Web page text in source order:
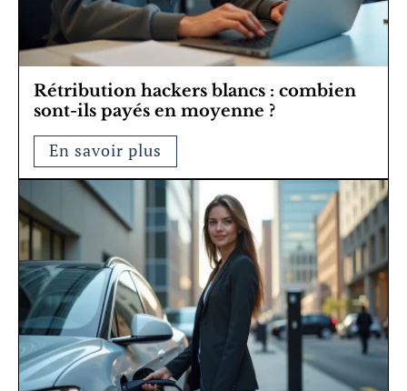
Rétribution hackers blancs : combien
sont-ils payés en moyenne ?
En savoir plus